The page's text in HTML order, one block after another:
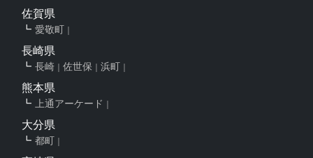
佐賀県
愛敬町
長崎県
長崎 佐世保 浜町
熊本県
上通アーケード
大分県
都町